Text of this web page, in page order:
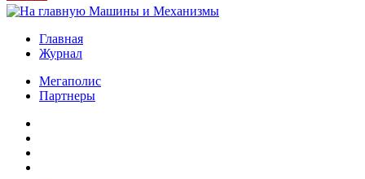
Главная
Журнал
Мегаполис
Партнеры